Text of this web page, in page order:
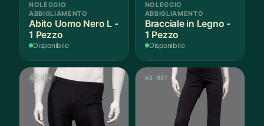
NOLEGGIO
ABBIGLIAMENTO
Abito Uomo Nero L -
1 Pezzo
Disponibile
NOLEGGIO
ABBIGLIAMENTO
Bracciale in Legno -
1 Pezzo
Disponibile
AS 004 AS 007